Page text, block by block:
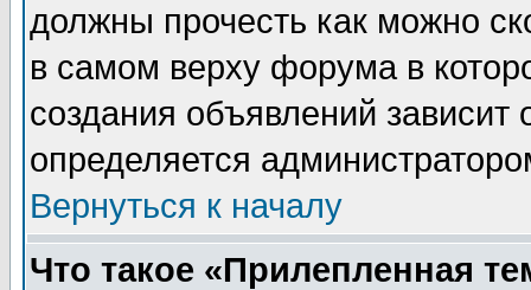
должны прочесть как можно
в самом верху форума в
создания объявлений зависит
определяется
Вернуться к началу
Что такое «Прилепленная